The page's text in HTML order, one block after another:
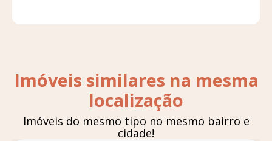
Imóveis similares na mesma
localização
Imóveis do mesmo tipo no mesmo bairro e
cidade!